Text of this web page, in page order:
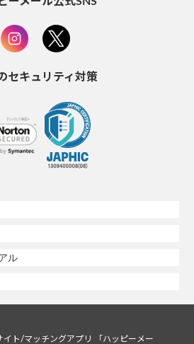
セキュリティ対策
ル
イト/マッチングアプリ 「ハッピーメー